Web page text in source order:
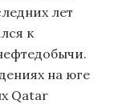
лет
к
на юге
Qatar